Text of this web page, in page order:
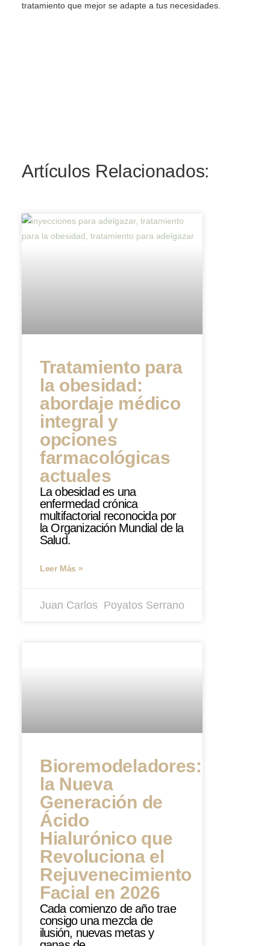
tratamiento que mejor se adapte a tus necesidades.
Artículos Relacionados:
Tratamiento para
la obesidad:
abordaje médico
integral y
opciones
farmacológicas
actuales
La obesidad es una
enfermedad crónica
multifactorial reconocida por
la Organización Mundial de la
Salud.
Leer Más »
Juan Carlos ​ Poyatos Serrano
Bioremodeladores:
la Nueva
Generación de
Ácido
Hialurónico que
Revoluciona el
Rejuvenecimiento
Facial en 2026
Cada comienzo de año trae
consigo una mezcla de
ilusión, nuevas metas y